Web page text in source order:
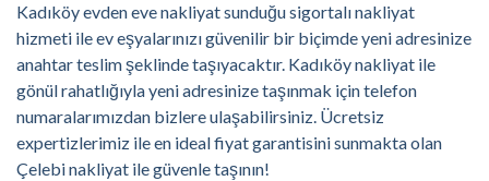
Kadıköy evden eve nakliyat sunduğu sigortalı nakliyat
hizmeti ile ev eşyalarınızı güvenilir bir biçimde yeni adresinize
anahtar teslim şeklinde taşıyacaktır. Kadıköy nakliyat ile
gönül rahatlığıyla yeni adresinize taşınmak için telefon
numaralarımızdan bizlere ulaşabilirsiniz. Ücretsiz
expertizlerimiz ile en ideal fiyat garantisini sunmakta olan
Çelebi nakliyat ile güvenle taşının!